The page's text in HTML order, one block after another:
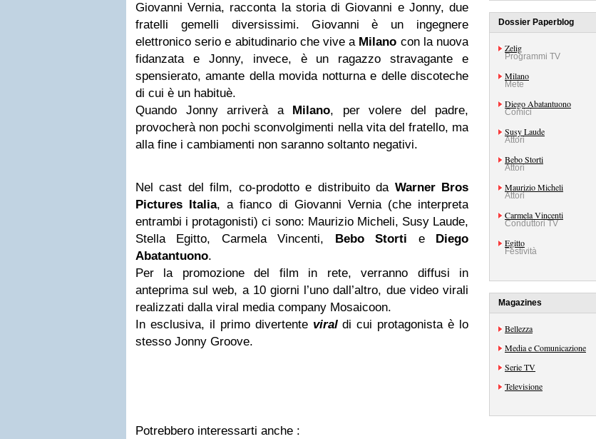
Giovanni Vernia, racconta la storia di Giovanni e Jonny, due
fratelli gemelli diversissimi. Giovanni è un ingegnere
elettronico serio e abitudinario che vive a Milano con la nuova
fidanzata e Jonny, invece, è un ragazzo stravagante e
spensierato, amante della movida notturna e delle discoteche
di cui è un habituè.
Quando Jonny arriverà a Milano, per volere del padre,
provocherà non pochi sconvolgimenti nella vita del fratello, ma
alla fine i cambiamenti non saranno soltanto negativi.
Nel cast del film, co-prodotto e distribuito da Warner Bros
Pictures Italia, a fianco di Giovanni Vernia (che interpreta
entrambi i protagonisti) ci sono: Maurizio Micheli, Susy Laude,
Stella Egitto, Carmela Vincenti, Bebo Storti e Diego
Abatantuono.
Per la promozione del film in rete, verranno diffusi in
anteprima sul web, a 10 giorni l’uno dall’altro, due video virali
realizzati dalla viral media company Mosaicoon.
In esclusiva, il primo divertente viraldi cui protagonista è lo
stesso Jonny Groove.
Potrebbero interessarti anche :
Dossier Paperblog
Zelig
Programmi TV
Milano
Mete
Diego Abatantuono
Comici
Susy Laude
Attori
Bebo Storti
Attori
Maurizio Micheli
Attori
Carmela Vincenti
Conduttori TV
Egitto
Festività
Magazines
Bellezza
Media e Comunicazione
Serie TV
Televisione